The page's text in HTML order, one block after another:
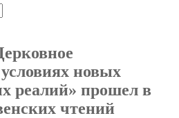
новых
реалий» прошел в
чтений